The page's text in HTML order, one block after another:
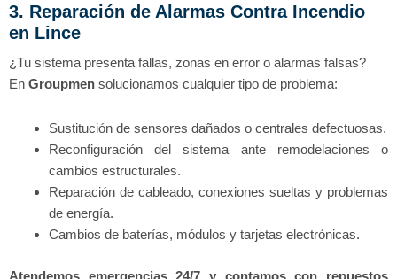
3. Reparación de Alarmas Contra Incendio
en Lince
¿Tu sistema presenta fallas, zonas en error o alarmas falsas?
En Groupmen solucionamos cualquier tipo de problema:
Sustitución de sensores dañados o centrales defectuosas.
Reconfiguración del sistema ante remodelaciones o
cambios estructurales.
Reparación de cableado, conexiones sueltas y problemas
de energía.
Cambios de baterías, módulos y tarjetas electrónicas.
Atendemos emergencias 24/7 y contamos con repuestos